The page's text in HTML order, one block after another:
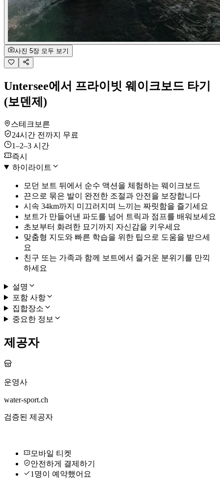
사진 5장 모두 보기
Untersee에서 프라이빗 웨이크보드 타기
(보덴제)
스테크보른
24시간 전까지 무료
1–2–3 시간
즉시
하이라이트
모던 보트 뒤에서 순수 액션을 체험하는 웨이크보드
끈으로 묶은 발이 완전한 조절과 안전을 보장합니다
시속 34km까지 미끄러지며 느끼는 짜릿함을 즐기세요
보트가 만들어낸 파도를 넘어 트릭과 점프를 배워보세요
초보부터 화려한 묘기까지 자신감을 키우세요
맞춤형 지도와 빠른 학습을 위한 팁으로 도움을 받으세
요
친구 또는 가족과 함께 보트에서 즐거운 분위기를 만끽
하세요
설명
포함 사항
집합장소
중요한 정보
제공자
운영사
water-sport.ch
검증된 제공자
모바일 티켓
안전하게 결제하기
1명이 예약했어요